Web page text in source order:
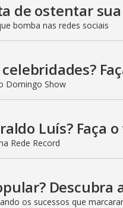
de ostentar
bomba nas redes sociais
Domingo Show
Luís? Faça
Rede Record
Descubra
os sucessos que